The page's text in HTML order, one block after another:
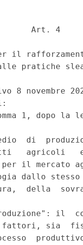
Art. 4
il
pratiche
8 novembre
1, dopo la
di
agricoli
il mercato
dallo
della
il
fattori, sia